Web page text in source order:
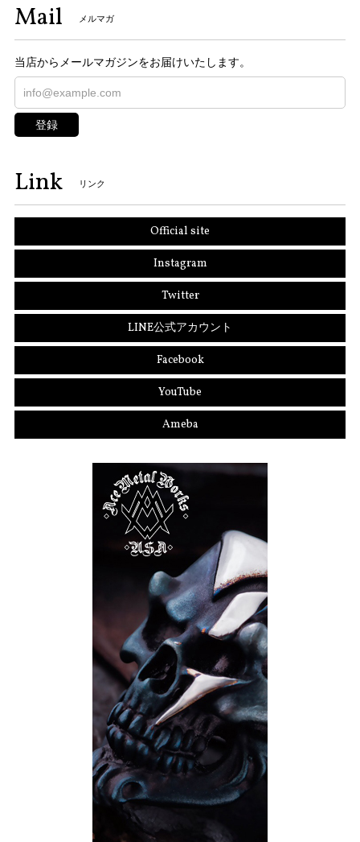
Mail メルマガ
当店からメールマガジンをお届けいたします。
登録
Link リンク
Official site
Instagram
Twitter
LINE公式アカウント
Facebook
YouTube
Ameba